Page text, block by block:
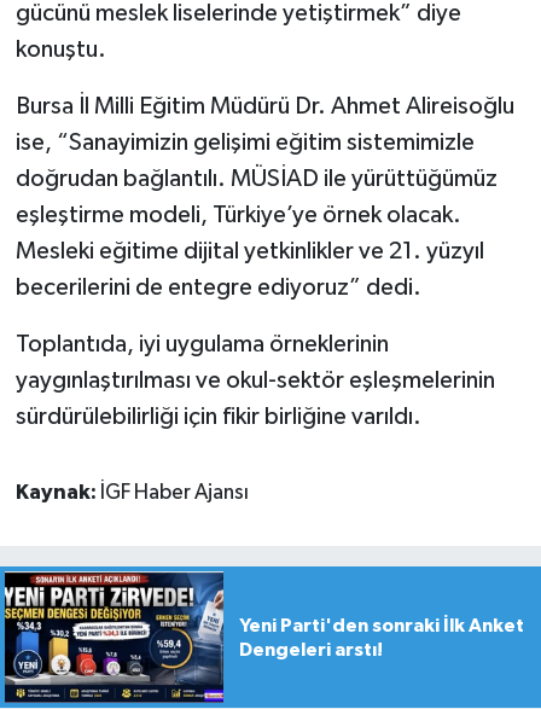
gücünü meslek liselerinde yetiştirmek” diye
konuştu.
Bursa İl Milli Eğitim Müdürü Dr. Ahmet Alireisoğlu
ise, “Sanayimizin gelişimi eğitim sistemimizle
doğrudan bağlantılı. MÜSİAD ile yürüttüğümüz
eşleştirme modeli, Türkiye’ye örnek olacak.
Mesleki eğitime dijital yetkinlikler ve 21. yüzyıl
becerilerini de entegre ediyoruz” dedi.
Toplantıda, iyi uygulama örneklerinin
yaygınlaştırılması ve okul-sektör eşleşmelerinin
sürdürülebilirliği için fikir birliğine varıldı.
Kaynak: İGF Haber Ajansı
Yeni Parti'den sonraki İlk Anket
Dengeleri arstı!